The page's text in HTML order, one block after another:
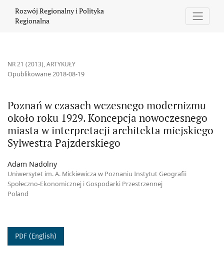
Rozwój Regionalny i Polityka
Regionalna
NR 21 (2013),ARTYKUŁY
Poznań w czasach wczesnego modernizmu
około roku 1929. Koncepcja nowoczesnego
miasta w interpretacji architekta miejskiego
Sylwestra Pajzderskiego
Opublikowane 2018-08-19
Adam Nadolny
Uniwersytet im. A. Mickiewicza w Poznaniu Instytut Geografii
Społeczno-Ekonomicznej i Gospodarki Przestrzennej
Poland
PDF (English)